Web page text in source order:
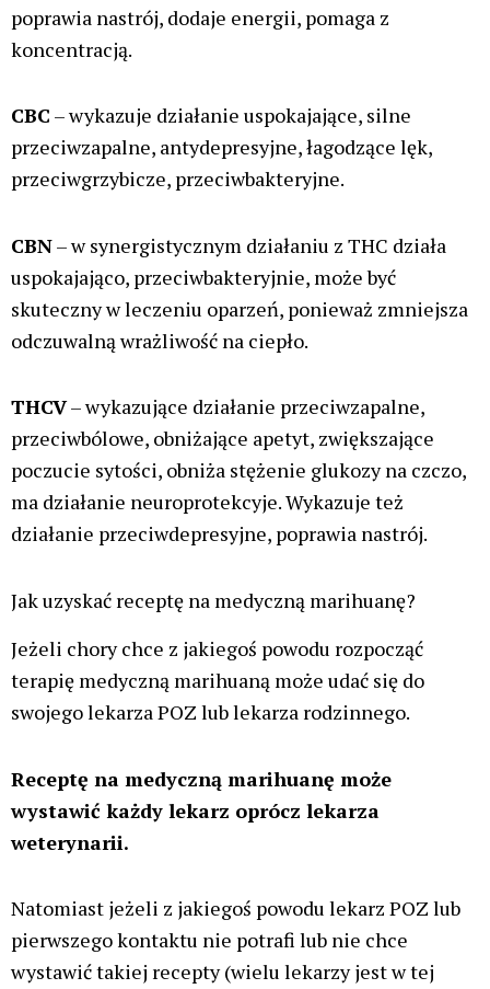
poprawia nastrój, dodaje energii, pomaga z
koncentracją.
CBC – wykazuje działanie uspokajające, silne
przeciwzapalne, antydepresyjne, łagodzące lęk,
przeciwgrzybicze, przeciwbakteryjne.
CBN– w synergistycznym działaniu z THC działa
uspokajająco, przeciwbakteryjnie, może być
skuteczny w leczeniu oparzeń, ponieważ zmniejsza
odczuwalną wrażliwość na ciepło.
THCV– wykazujące działanie przeciwzapalne,
przeciwbólowe, obniżające apetyt, zwiększające
poczucie sytości, obniża stężenie glukozy na czczo,
ma działanie neuroprotekcyje. Wykazuje też
działanie przeciwdepresyjne, poprawia nastrój.
Jak uzyskać receptę na medyczną marihuanę?
Jeżeli chory chce z jakiegoś powodu rozpocząć
terapię medyczną marihuaną może udać się do
swojego lekarza POZ lub lekarza rodzinnego.
Receptę na medyczną marihuanę może
wystawić każdy lekarz oprócz lekarza
weterynarii.
Natomiast jeżeli z jakiegoś powodu lekarz POZ lub
pierwszego kontaktu nie potrafi lub nie chce
wystawić takiej recepty (wielu lekarzy jest w tej